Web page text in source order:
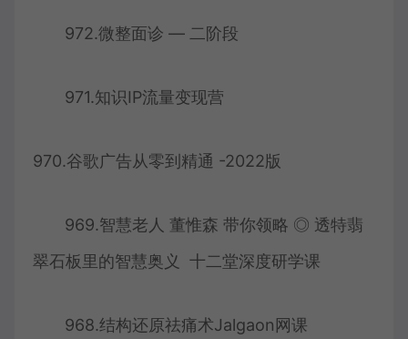
972.微整面诊 — 二阶段
971.知识IP流量变现营
970.谷歌广告从零到精通 -2022版
969.智慧老人 董惟森 带你领略 ◎ 透特翡
翠石板里的智慧奥义 十二堂深度研学课
968.结构还原祛痛术Jalgaon网课